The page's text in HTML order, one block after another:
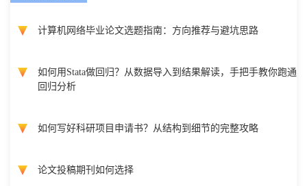
计算机网络毕业论文选题指南：方向推荐与避坑思路
如何用Stata做回归？从数据导入到结果解读，手把手教你跑通
回归分析
如何写好科研项目申请书？从结构到细节的完整攻略
论文投稿期刊如何选择